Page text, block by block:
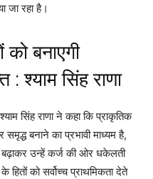
जा रहा है।
बनाएगी
श्याम सिंह राणा
सिंह राणा ने कहा कि प्राकृतिक
बनाने का प्रभावी माध्यम है,
बढ़ाकर उन्हें कर्ज की ओर धकेलती
को सर्वोच्च प्राथमिकता देते